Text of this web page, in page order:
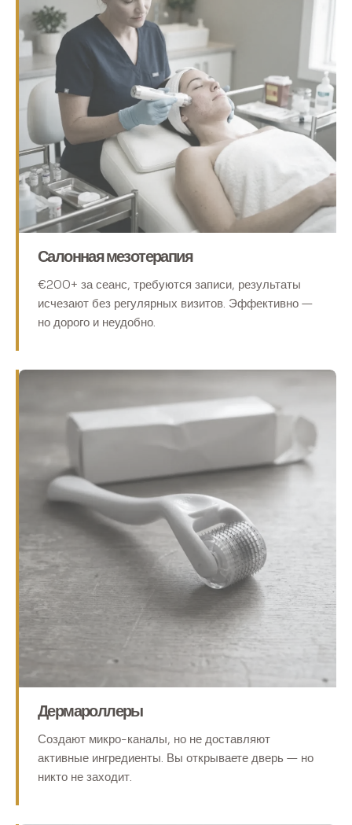
Салонная мезотерапия
€200+ за сеанс, требуются записи, результаты
исчезают без регулярных визитов. Эффективно —
но дорого и неудобно.
Дермароллеры
Создают микро-каналы, но не доставляют
активные ингредиенты. Вы открываете дверь — но
никто не заходит.